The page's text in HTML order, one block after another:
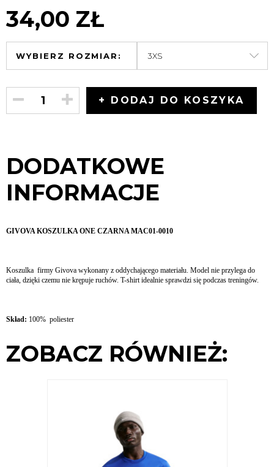
34,00 ZŁ
WYBIERZ ROZMIAR:
+ DODAJ DO KOSZYKA
DODATKOWE
INFORMACJE
GIVOVA KOSZULKA ONE CZARNA MAC01-0010
Koszulka firmy Givova wykonany z oddychającego materiału. Model nie przylega do
ciała, dzięki czemu nie krępuje ruchów. T-shirt idealnie sprawdzi się podczas treningów.
Skład: 100% poliester
ZOBACZ RÓWNIEŻ: